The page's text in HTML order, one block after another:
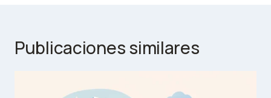
Publicaciones similares